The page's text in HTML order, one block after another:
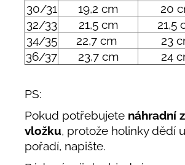
30/31
19,2 cm 20
32/33
21,5 cm 21,5
34/35
22,7 cm 23
36/37
23,7 cm 24
PS:
Pokud potřebujete náhradní
vložku, protože holinky dědí
pořadí, napište.